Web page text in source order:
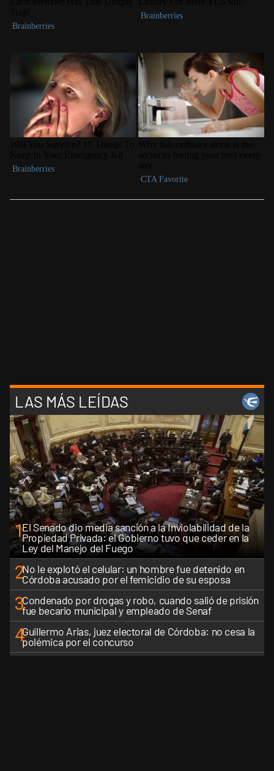
LAS MÁS LEÍDAS
1El Senado dio media sanción a la Inviolabilidad de la
Propiedad Privada: el Gobierno tuvo que ceder en la
Ley del Manejo del Fuego
2No le explotó el celular: un hombre fue detenido en
Córdoba acusado por el femicidio de su esposa
3Condenado por drogas y robo, cuando salió de prisión
fue becario municipal y empleado de Senaf
4Guillermo Arias, juez electoral de Córdoba: no cesa la
polémica por el concurso